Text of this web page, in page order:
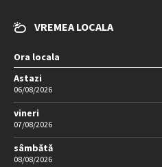
VREMEA LOCALA
Ora locala
Astazi
06/08/2026
vineri
07/08/2026
sâmbătă
08/08/2026